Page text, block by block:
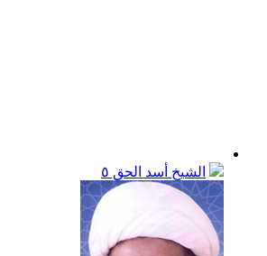
الشيخ أسد الحق ٥